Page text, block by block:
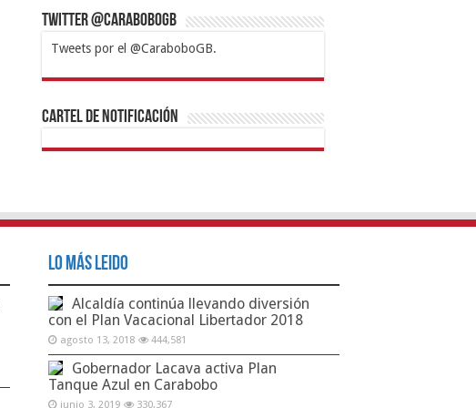
Twitter @CaraboboGB
Tweets por el @CaraboboGB.
1xbetBetturkeyBetistKralbetSupertotobetTipobet
https://mvbcasino.com/
Cartel de Notificación
Lo Más Leido
Alcaldía continúa llevando diversión
con el Plan Vacacional Libertador 2018
agosto 13, 2018 444,581
Gobernador Lacava activa Plan
Tanque Azul en Carabobo
junio 3, 2019 330,367